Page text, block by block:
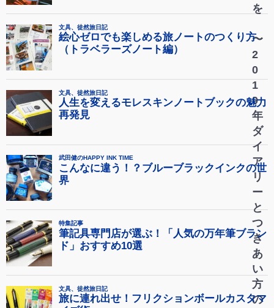
を
〜
2
0
1
9
年
ダ
イ
ア
リ
ー
と
つ
き
あ
い
方
の